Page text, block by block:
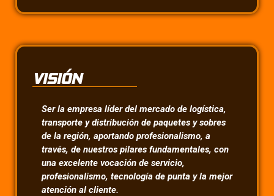
VISIÓN
Ser la empresa líder del mercado de logística,
transporte y distribución de paquetes y sobres
de la región, aportando profesionalismo, a
través, de nuestros pilares fundamentales, con
una excelente vocación de servicio,
profesionalismo, tecnología de punta y la mejor
atención al cliente.